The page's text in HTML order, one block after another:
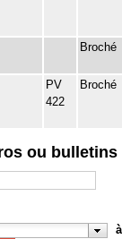
Broché
PV
422
Broché
ou bulletins
à